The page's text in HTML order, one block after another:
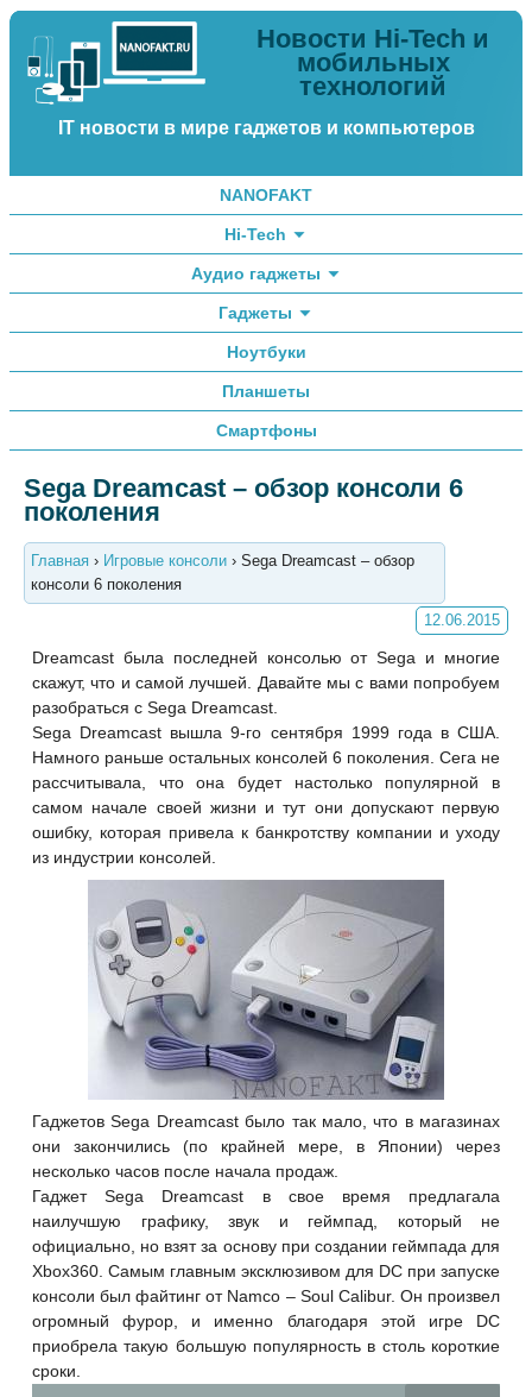
Новости Hi-Tech и
мобильных
технологий
IT новости в мире гаджетов и компьютеров
NANOFAKT
Hi-Tech
Аудио гаджеты
Гаджеты
Ноутбуки
Планшеты
Смартфоны
Sega Dreamcast – обзор консоли 6
поколения
Главная › Игровые консоли › Sega Dreamcast – обзор
консоли 6 поколения
12.06.2015
Dreamcast была последней консолью от Sega и многие
скажут, что и самой лучшей. Давайте мы с вами попробуем
разобраться с Sega Dreamcast.
Sega Dreamcast вышла 9-го сентября 1999 года в США.
Намного раньше остальных консолей 6 поколения. Сега не
рассчитывала, что она будет настолько популярной в
самом начале своей жизни и тут они допускают первую
ошибку, которая привела к банкротству компании и уходу
из индустрии консолей.
Гаджетов Sega Dreamcast было так мало, что в магазинах
они закончились (по крайней мере, в Японии) через
несколько часов после начала продаж.
Гаджет Sega Dreamcast в свое время предлагала
наилучшую графику, звук и геймпад, который не
официально, но взят за основу при создании геймпада для
Xbox360. Самым главным эксклюзивом для DC при запуске
консоли был файтинг от Namco – Soul Calibur. Он произвел
огромный фурор, и именно благодаря этой игре DC
приобрела такую большую популярность в столь короткие
сроки.